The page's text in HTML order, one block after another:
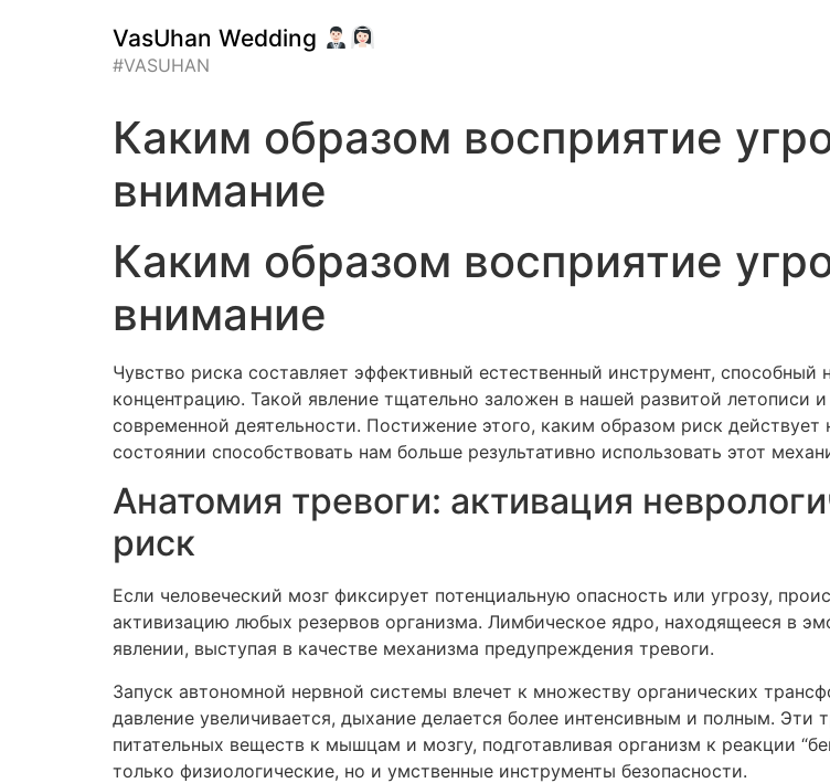
VasUhan Wedding
#VASUHAN
Каким образом восприятие
внимание
Каким образом восприятие
внимание
Чувство риска составляет эффективный естественный инструмент,
концентрацию. Такой явление тщательно заложен в нашей развитой летописи
современной деятельности. Постижение этого, каким образом риск
состоянии способствовать нам больше результативно использовать этот
Анатомия тревоги: активация
риск
Если человеческий мозг фиксирует потенциальную опасность или угрозу,
активизацию любых резервов организма. Лимбическое ядро, находящееся в
явлении, выступая в качестве механизма предупреждения тревоги.
Запуск автономной нервной системы влечет к множеству органических
давление увеличивается, дыхание делается более интенсивным и полным.
питательных веществ к мышцам и мозгу, подготавливая организм к реакции
только физиологические, но и умственные инструменты безопасности.